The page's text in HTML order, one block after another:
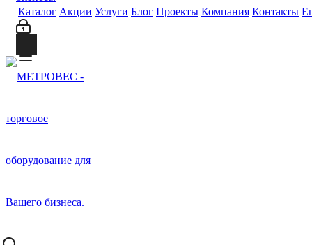
Каталог Акции Услуги Блог Проекты Компания Контакты